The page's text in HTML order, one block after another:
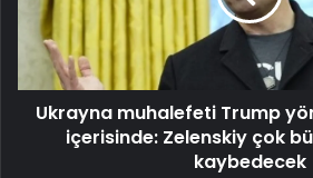
birliği
içerisinde:
Zelenskiy
çokUkrayna muhalefeti Trump
içerisinde: Zelenskiy çok
kaybedecek